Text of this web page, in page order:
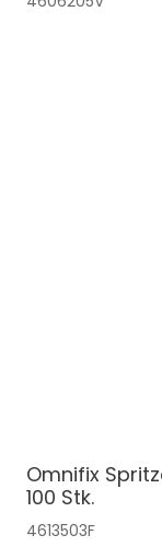
Omnifix
100 Stk.
4613503F